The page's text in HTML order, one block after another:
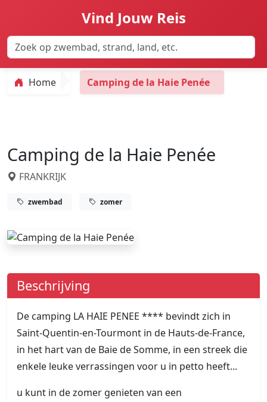
Vind Jouw Reis
Home Camping de la Haie Penée
Camping de la Haie Penée
FRANKRIJK
zwembad zomer
Beschrijving
De camping LA HAIE PENEE **** bevindt zich in
Saint-Quentin-en-Tourmont in de Hauts-de-France,
in het hart van de Baie de Somme, in een streek die
enkele leuke verrassingen voor u in petto heeft...
u kunt in de zomer genieten van een